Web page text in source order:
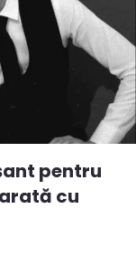
pentru
cu